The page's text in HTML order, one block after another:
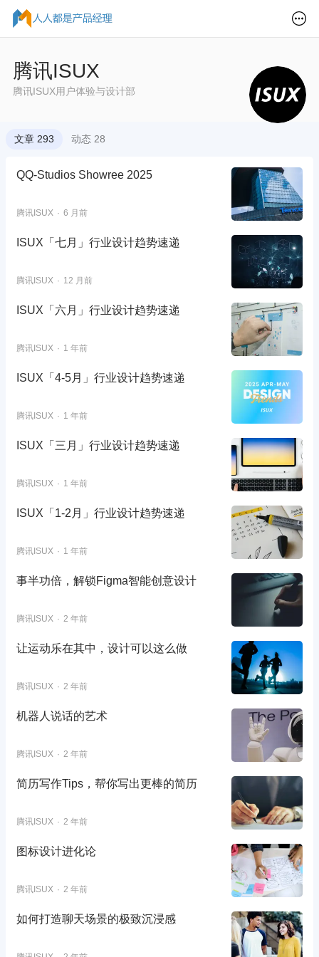
腾讯ISUX
腾讯ISUX用户体验与设计部
文章 293 动态 28
QQ-Studios Showree 2025
腾讯ISUX 6 月前
ISUX「七月」行业设计趋势速递
腾讯ISUX 12 月前
ISUX「六月」行业设计趋势速递
腾讯ISUX 1 年前
ISUX「4-5月」行业设计趋势速递
腾讯ISUX 1 年前
ISUX「三月」行业设计趋势速递
腾讯ISUX 1 年前
ISUX「1-2月」行业设计趋势速递
腾讯ISUX 1 年前
事半功倍，解锁Figma智能创意设计
腾讯ISUX 2 年前
让运动乐在其中，设计可以这么做
腾讯ISUX 2 年前
机器人说话的艺术
腾讯ISUX 2 年前
简历写作Tips，帮你写出更棒的简历
腾讯ISUX 2 年前
图标设计进化论
腾讯ISUX 2 年前
如何打造聊天场景的极致沉浸感